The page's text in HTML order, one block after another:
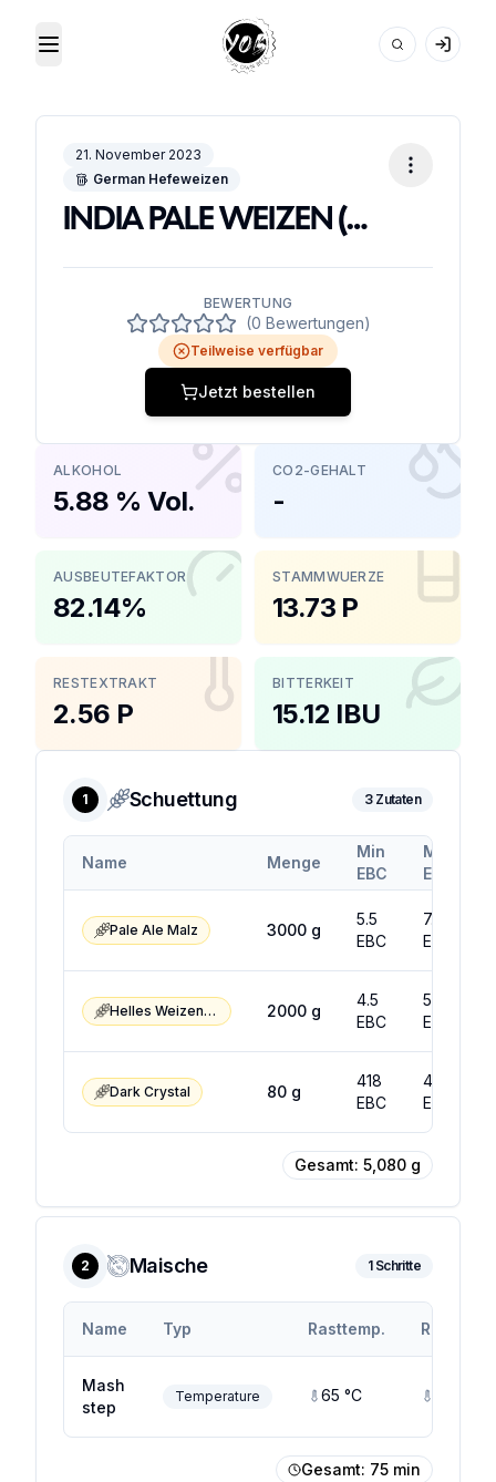
Toggle Menu Your Own Beer
21. November 2023
German Hefeweizen
INDIA PALE WEIZEN (W/WEIHENSTEPHAN)
BEWERTUNG
(0 Bewertungen)
Teilweise verfügbar
Jetzt bestellen
ALKOHOL
5.88 % Vol.
CO2-GEHALT
-
AUSBEUTEFAKTOR
82.14%
STAMMWUERZE
13.73 P
RESTEXTRAKT
2.56 P
BITTERKEIT
15.12 IBU
1 Schuettung 3Zutaten
Name Menge
Min
EBC
Max
EBC
Pale Ale Malz 3000 g
5.5
EBC
7.5
EBC
Helles Weizenmalz 2000 g
4.5
EBC
5.5
EBC
Dark Crystal 80 g
418
EBC
478
EBC
Gesamt: 5,080 g
2 Maische 1Schritte
Name Typ Rasttemp.
Mash
step
Temperature 65 °C
Gesamt: 75 min